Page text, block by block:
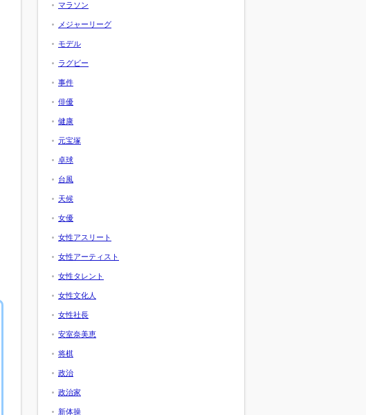
マラソン
メジャーリーグ
モデル
ラグビー
事件
俳優
健康
元宝塚
卓球
台風
天候
女優
女性アスリート
女性アーティスト
女性タレント
女性文化人
女性社長
安室奈美恵
将棋
政治
政治家
新体操